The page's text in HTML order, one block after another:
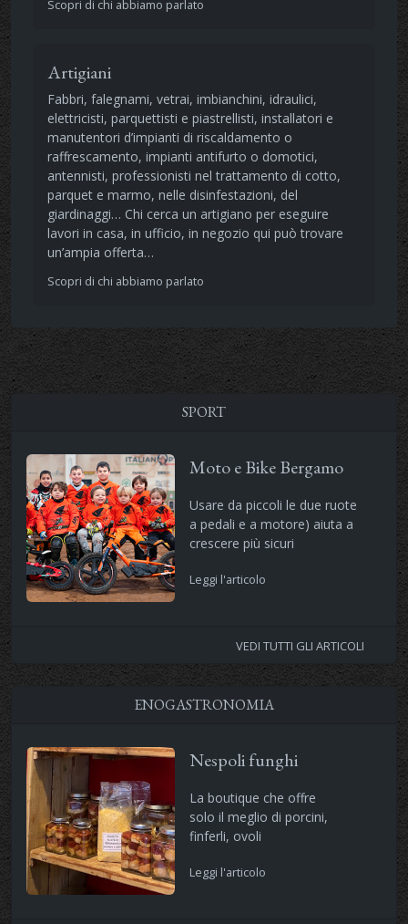
Scopri di chi abbiamo parlato
Artigiani
Fabbri, falegnami, vetrai, imbianchini, idraulici,
elettricisti, parquettisti e piastrellisti, installatori e
manutentori d’impianti di riscaldamento o
raffrescamento, impianti antifurto o domotici,
antennisti, professionisti nel trattamento di cotto,
parquet e marmo, nelle disinfestazioni, del
giardinaggi… Chi cerca un artigiano per eseguire
lavori in casa, in ufficio, in negozio qui può trovare
un’ampia offerta…
Scopri di chi abbiamo parlato
SPORT
Moto e Bike Bergamo
Usare da piccoli le due ruote
a pedali e a motore) aiuta a
crescere più sicuri
Leggi l'articolo
VEDI TUTTI GLI ARTICOLI
ENOGASTRONOMIA
Nespoli funghi
La boutique che offre
solo il meglio di porcini,
finferli, ovoli
Leggi l'articolo